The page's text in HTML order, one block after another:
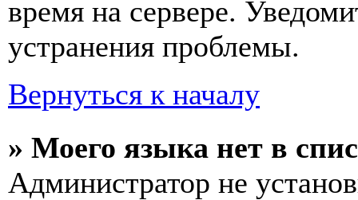
время на сервере.
устранения проблемы.
Вернуться к началу
» Моего языка нет в
Администратор не